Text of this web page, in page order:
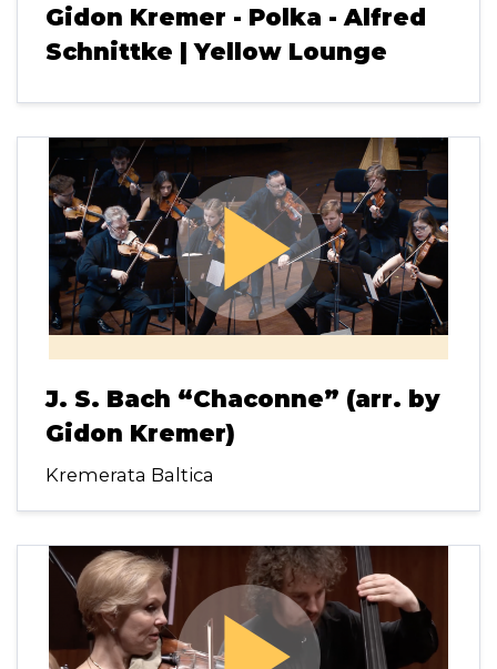
Gidon Kremer - Polka - Alfred
Schnittke | Yellow Lounge
play_arrow
J. S. Bach “Chaconne” (arr. by
Gidon Kremer)
Kremerata Baltica